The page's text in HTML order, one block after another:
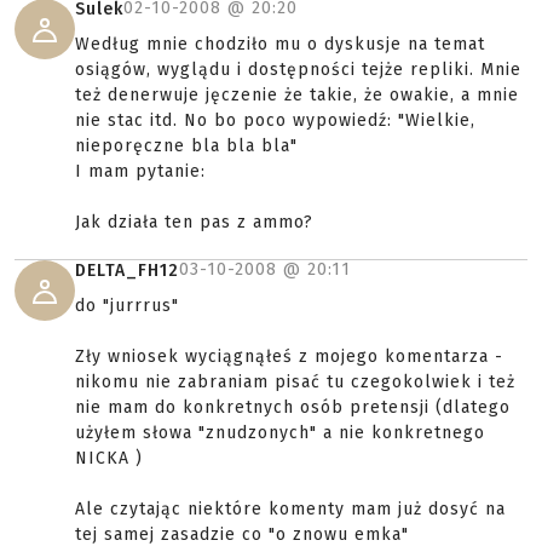
Sulek02-10-2008 @ 20:20
Według mnie chodziło mu o dyskusje na temat
osiągów, wyglądu i dostępności tejże repliki. Mnie
też denerwuje jęczenie że takie, że owakie, a mnie
nie stac itd. No bo poco wypowiedź: "Wielkie,
nieporęczne bla bla bla"
I mam pytanie:
Jak działa ten pas z ammo?
DELTA_FH1203-10-2008 @ 20:11
do "jurrrus"
Zły wniosek wyciągnąłeś z mojego komentarza -
nikomu nie zabraniam pisać tu czegokolwiek i też
nie mam do konkretnych osób pretensji (dlatego
użyłem słowa "znudzonych" a nie konkretnego
NICKA )
Ale czytając niektóre komenty mam już dosyć na
tej samej zasadzie co "o znowu emka"